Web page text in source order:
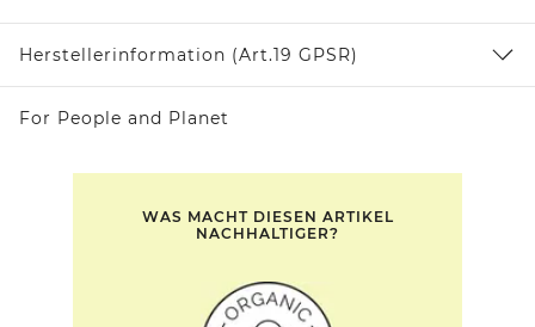
Herstellerinformation (Art.19 GPSR)
For People and Planet
WAS MACHT DIESEN ARTIKEL
NACHHALTIGER?